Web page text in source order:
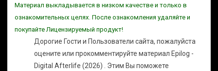
Материал выкладывается в низком качестве и только в
ознакомительных целях. После ознакомления удаляйте и
покупайте Лицензируемый продукт!
Дорогие Гости и Пользователи сайта, пожалуйста
оцените или прокомментируйте материал Epilog -
Digital Afterlife (2026) . Этим Вы поможете